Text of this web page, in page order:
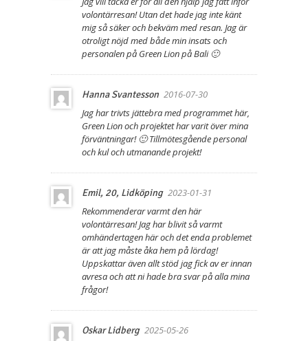
volontärresan! Utan det hade jag inte känt
mig så säker och bekväm med resan. Jag är
otroligt nöjd med både min insats och
personalen på Green Lion på Bali 🙂
Hanna Svantesson 2016-07-30
Jag har trivts jättebra med programmet här,
Green Lion och projektet har varit över mina
förväntningar! 🙂 Tillmötesgående personal
och kul och utmanande projekt!
Emil, 20, Lidköping 2023-01-31
Rekommenderar varmt den här
volontärresan! Jag har blivit så varmt
omhändertagen här och det enda problemet
är att jag måste åka hem på lördag!
Uppskattar även allt stöd jag fick av er innan
avresa och att ni hade bra svar på alla mina
frågor!
Oskar Lidberg 2025-05-26